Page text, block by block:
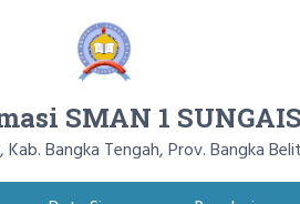
SMAN 1
Kab. Bangka Tengah, Prov. Bangka